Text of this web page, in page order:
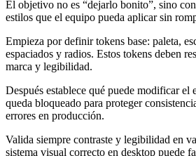
El objetivo no es “dejarlo bonito”, sino
estilos que el equipo pueda aplicar sin
Empieza por definir tokens base: paleta,
espaciados y radios. Estos tokens deben
marca y legibilidad.
Después establece qué puede modificar el
queda bloqueado para proteger
errores en producción.
Valida siempre contraste y legibilidad en
sistema visual correcto en desktop puede